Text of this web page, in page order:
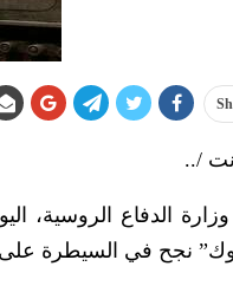
نت /..
نجح في السيطرة على